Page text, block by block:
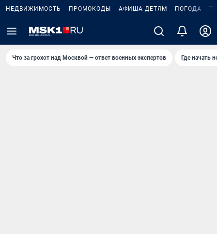
НЕДВИЖИМОСТЬ ПРОМОКОДЫ АФИША ДЕТЯМ ПОГОДА
Что за грохот над Москвой — ответ военных экспертов Где начать